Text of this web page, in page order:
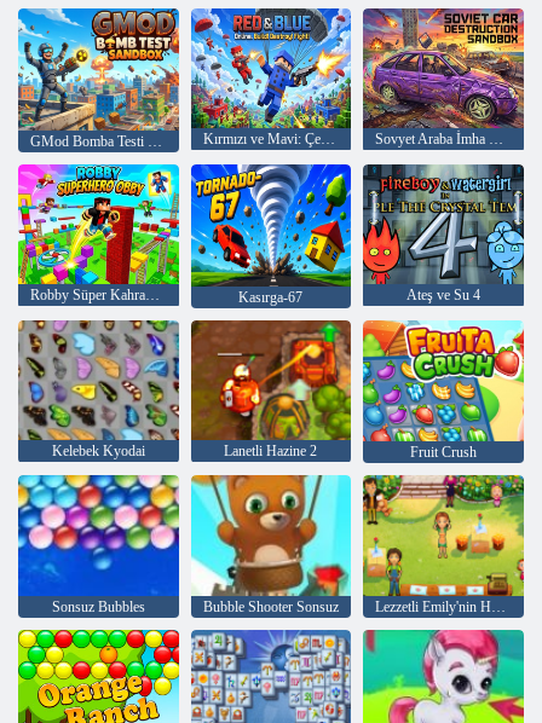
Kırmızı ve Mavi: Çevrimiçi. İnşa etmek! Tahrip etmek! Kavga! Sovyet Araba İmha Sandbox'ı
Robby Süper Kahraman Obby Kasırga-67 Ateş ve Su 4
Kelebek Kyodai Lanetli Hazine 2 Fruit Crush
Sonsuz Bubbles Bubble Shooter Sonsuz Lezzetli Emily'nin Home Sweet Home